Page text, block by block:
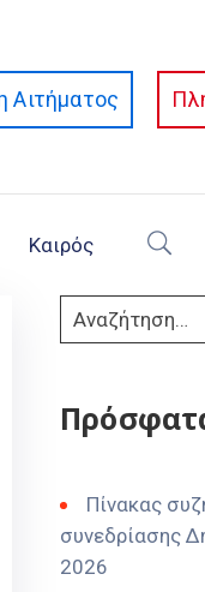
Αιτήματος
Καιρός
Πίνακας
συνεδρίασης
2026